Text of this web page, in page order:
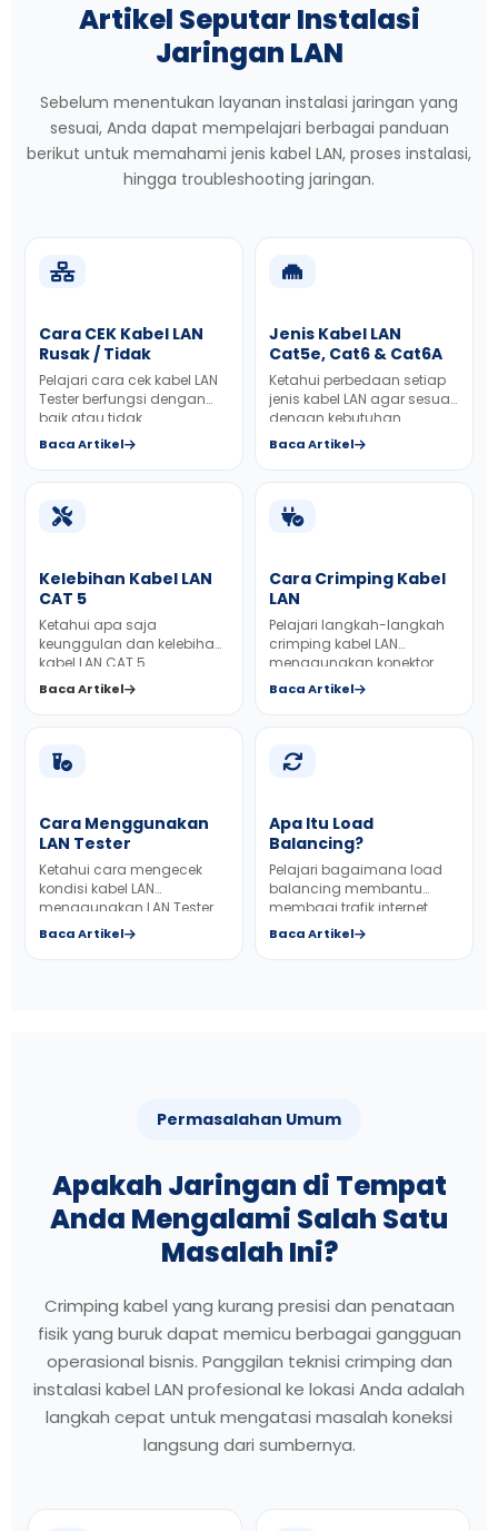
Artikel Seputar Instalasi
Jaringan LAN
Sebelum menentukan layanan instalasi jaringan yang
sesuai, Anda dapat mempelajari berbagai panduan
berikut untuk memahami jenis kabel LAN, proses instalasi,
hingga troubleshooting jaringan.
Cara CEK Kabel LAN
Rusak / Tidak
Pelajari cara cek kabel LAN
Tester berfungsi dengan
baik atau tidak.
Baca Artikel
Jenis Kabel LAN
Cat5e, Cat6 & Cat6A
Ketahui perbedaan setiap
jenis kabel LAN agar sesuai
dengan kebutuhan
jaringan kantor Anda.
Baca Artikel
Kelebihan Kabel LAN
CAT 5
Ketahui apa saja
keunggulan dan kelebihan
kabel LAN CAT 5
Baca Artikel
Cara Crimping Kabel
LAN
Pelajari langkah-langkah
crimping kabel LAN
menggunakan konektor
RJ45 secara benar.
Baca Artikel
Cara Menggunakan
LAN Tester
Ketahui cara mengecek
kondisi kabel LAN
menggunakan LAN Tester
agar hasil instalasi lebih
Baca Artikel
Apa Itu Load
Balancing?
Pelajari bagaimana load
balancing membantu
membagi trafik internet
agar jaringan perusahaan
Baca Artikel
Permasalahan Umum
Apakah Jaringan di Tempat
Anda Mengalami Salah Satu
Masalah Ini?
Crimping kabel yang kurang presisi dan penataan
fisik yang buruk dapat memicu berbagai gangguan
operasional bisnis. Panggilan teknisi crimping dan
instalasi kabel LAN profesional ke lokasi Anda adalah
langkah cepat untuk mengatasi masalah koneksi
langsung dari sumbernya.